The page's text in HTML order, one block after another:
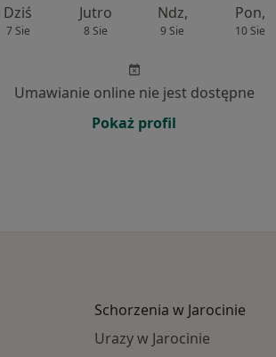
Dziś
7 Sie
Jutro
8 Sie
Ndz,
9 Sie
Pon,
10 Sie
Umawianie online nie jest dostępne
Pokaż profil
Schorzenia w Jarocinie
Urazy w Jarocinie